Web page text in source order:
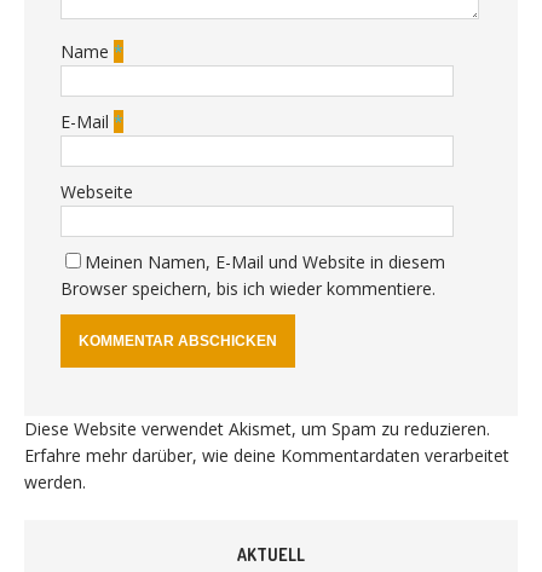
Name *
E-Mail *
Webseite
Meinen Namen, E-Mail und Website in diesem
Browser speichern, bis ich wieder kommentiere.
Diese Website verwendet Akismet, um Spam zu reduzieren.
Erfahre mehr darüber, wie deine Kommentardaten verarbeitet
werden.
AKTUELL